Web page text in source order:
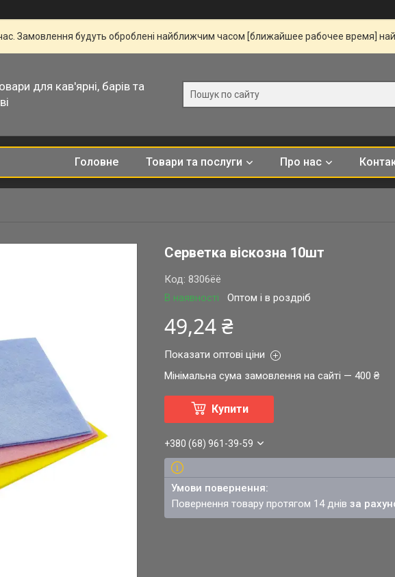
Замовлення будуть оброблені найближчим часом [ближайшее рабочее время]
для кав'ярні, барів та
Головне Товари та послуги Про нас
Серветка віскозна 10шт
В наявності Оптом і в роздріб
Код:8306ёё
49,24 ₴
Показати оптові ціни
Мінімальна сума замовлення на сайті — 400 ₴
Купити
+380 (68) 961-39-59
повернення товару протягом 14 днівза